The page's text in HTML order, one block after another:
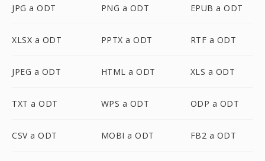
JPG a ODT PNG a ODT EPUB a ODT
XLSX a ODT PPTX a ODT RTF a ODT
JPEG a ODT HTML a ODT XLS a ODT
TXT a ODT WPS a ODT ODP a ODT
CSV a ODT MOBI a ODT FB2 a ODT